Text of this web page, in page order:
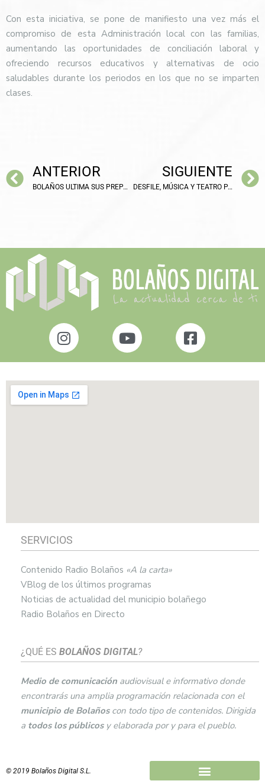
Con esta iniciativa, se pone de manifiesto una vez más el
compromiso de esta Administración local con las familias,
aumentando las oportunidades de conciliación laboral y
ofreciendo recursos educativos y alternativas de ocio
saludables durante los periodos en los que no se imparten
clases.
ANTERIOR
BOLAÑOS ULTIMA SUS PREPARATIVOS PARA EL CARNAVAL
SIGUIENTE
DESFILE, MÚSICA Y TEATRO PARA ESTE FIN DE SEMANA EN BOLAÑOS
SERVICIOS
Contenido Radio Bolaños «A la carta»
VBlog de los últimos programas
Noticias de actualidad del municipio bolañego
Radio Bolaños en Directo
¿QUÉ ES BOLAÑOS DIGITAL?
Medio de comunicación audiovisual e informativo donde
encontrarás una amplia programación relacionada con el
municipio de Bolaños con todo tipo de contenidos. Dirigida
a todos los públicosy elaborada por y para el pueblo.
© 2019 Bolaños Digital S.L.